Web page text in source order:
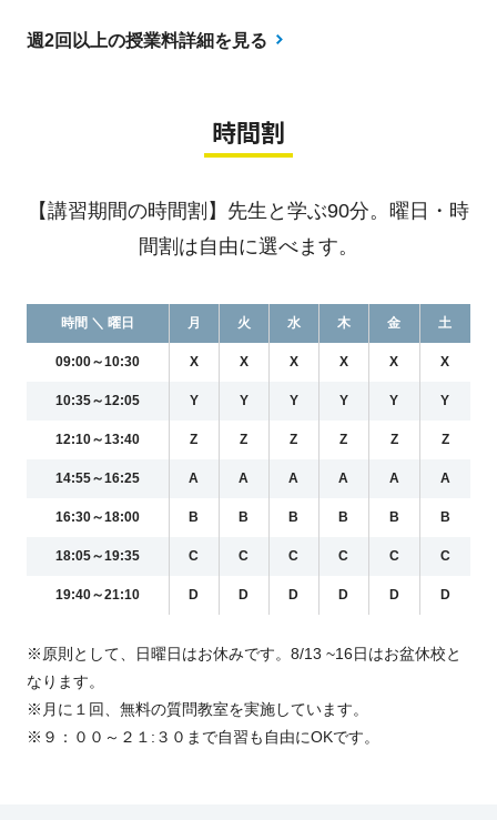
週2回以上の授業料詳細を見る
時間割
【講習期間の時間割】先生と学ぶ90分。曜日・時
間割は自由に選べます。
時間 ＼ 曜日 月 火 水 木 金 土
09:00～10:30 X X X X X X
10:35～12:05 Y Y Y Y Y Y
12:10～13:40 Z Z Z Z Z Z
14:55～16:25 A A A A A A
16:30～18:00 B B B B B B
18:05～19:35 C C C C C C
19:40～21:10 D D D D D D
※原則として、日曜日はお休みです。8/13 ~16日はお盆休校と
なります。
※月に１回、無料の質問教室を実施しています。
※９：００～２１:３０まで自習も自由にOKです。